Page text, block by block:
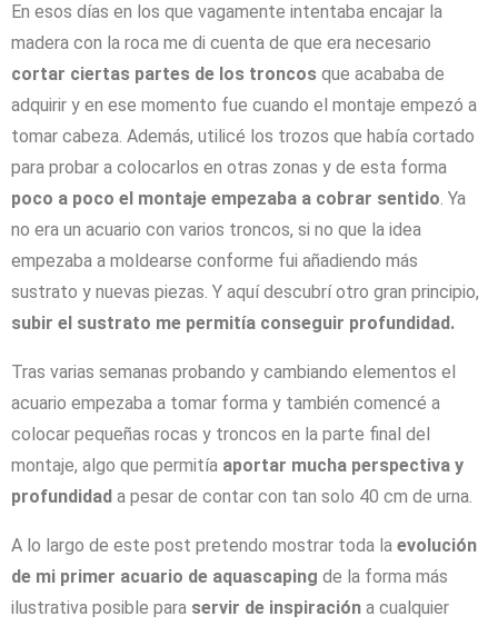
En esos días en los que vagamente intentaba encajar la
madera con la roca me di cuenta de que era necesario
cortar ciertas partes de los troncos que acababa de
adquirir y en ese momento fue cuando el montaje empezó a
tomar cabeza. Además, utilicé los trozos que había cortado
para probar a colocarlos en otras zonas y de esta forma
poco a poco el montaje empezaba a cobrar sentido. Ya
no era un acuario con varios troncos, si no que la idea
empezaba a moldearse conforme fui añadiendo más
sustrato y nuevas piezas. Y aquí descubrí otro gran principio,
subir el sustrato me permitía conseguir profundidad.
Tras varias semanas probando y cambiando elementos el
acuario empezaba a tomar forma y también comencé a
colocar pequeñas rocas y troncos en la parte final del
montaje, algo que permitía aportar mucha perspectiva y
profundidad a pesar de contar con tan solo 40 cm de urna.
A lo largo de este post pretendo mostrar toda la evolución
de mi primer acuario de aquascaping de la forma más
ilustrativa posible para servir de inspiración a cualquier